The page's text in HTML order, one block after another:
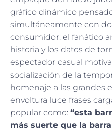
gráfico dinámico
simultáneamente con
consumidor: el fanático
historia y los datos de
espectador casual
socialización de la
homenaje a las grandes
envoltura luce frases
popular como: “esta
más suerte que la